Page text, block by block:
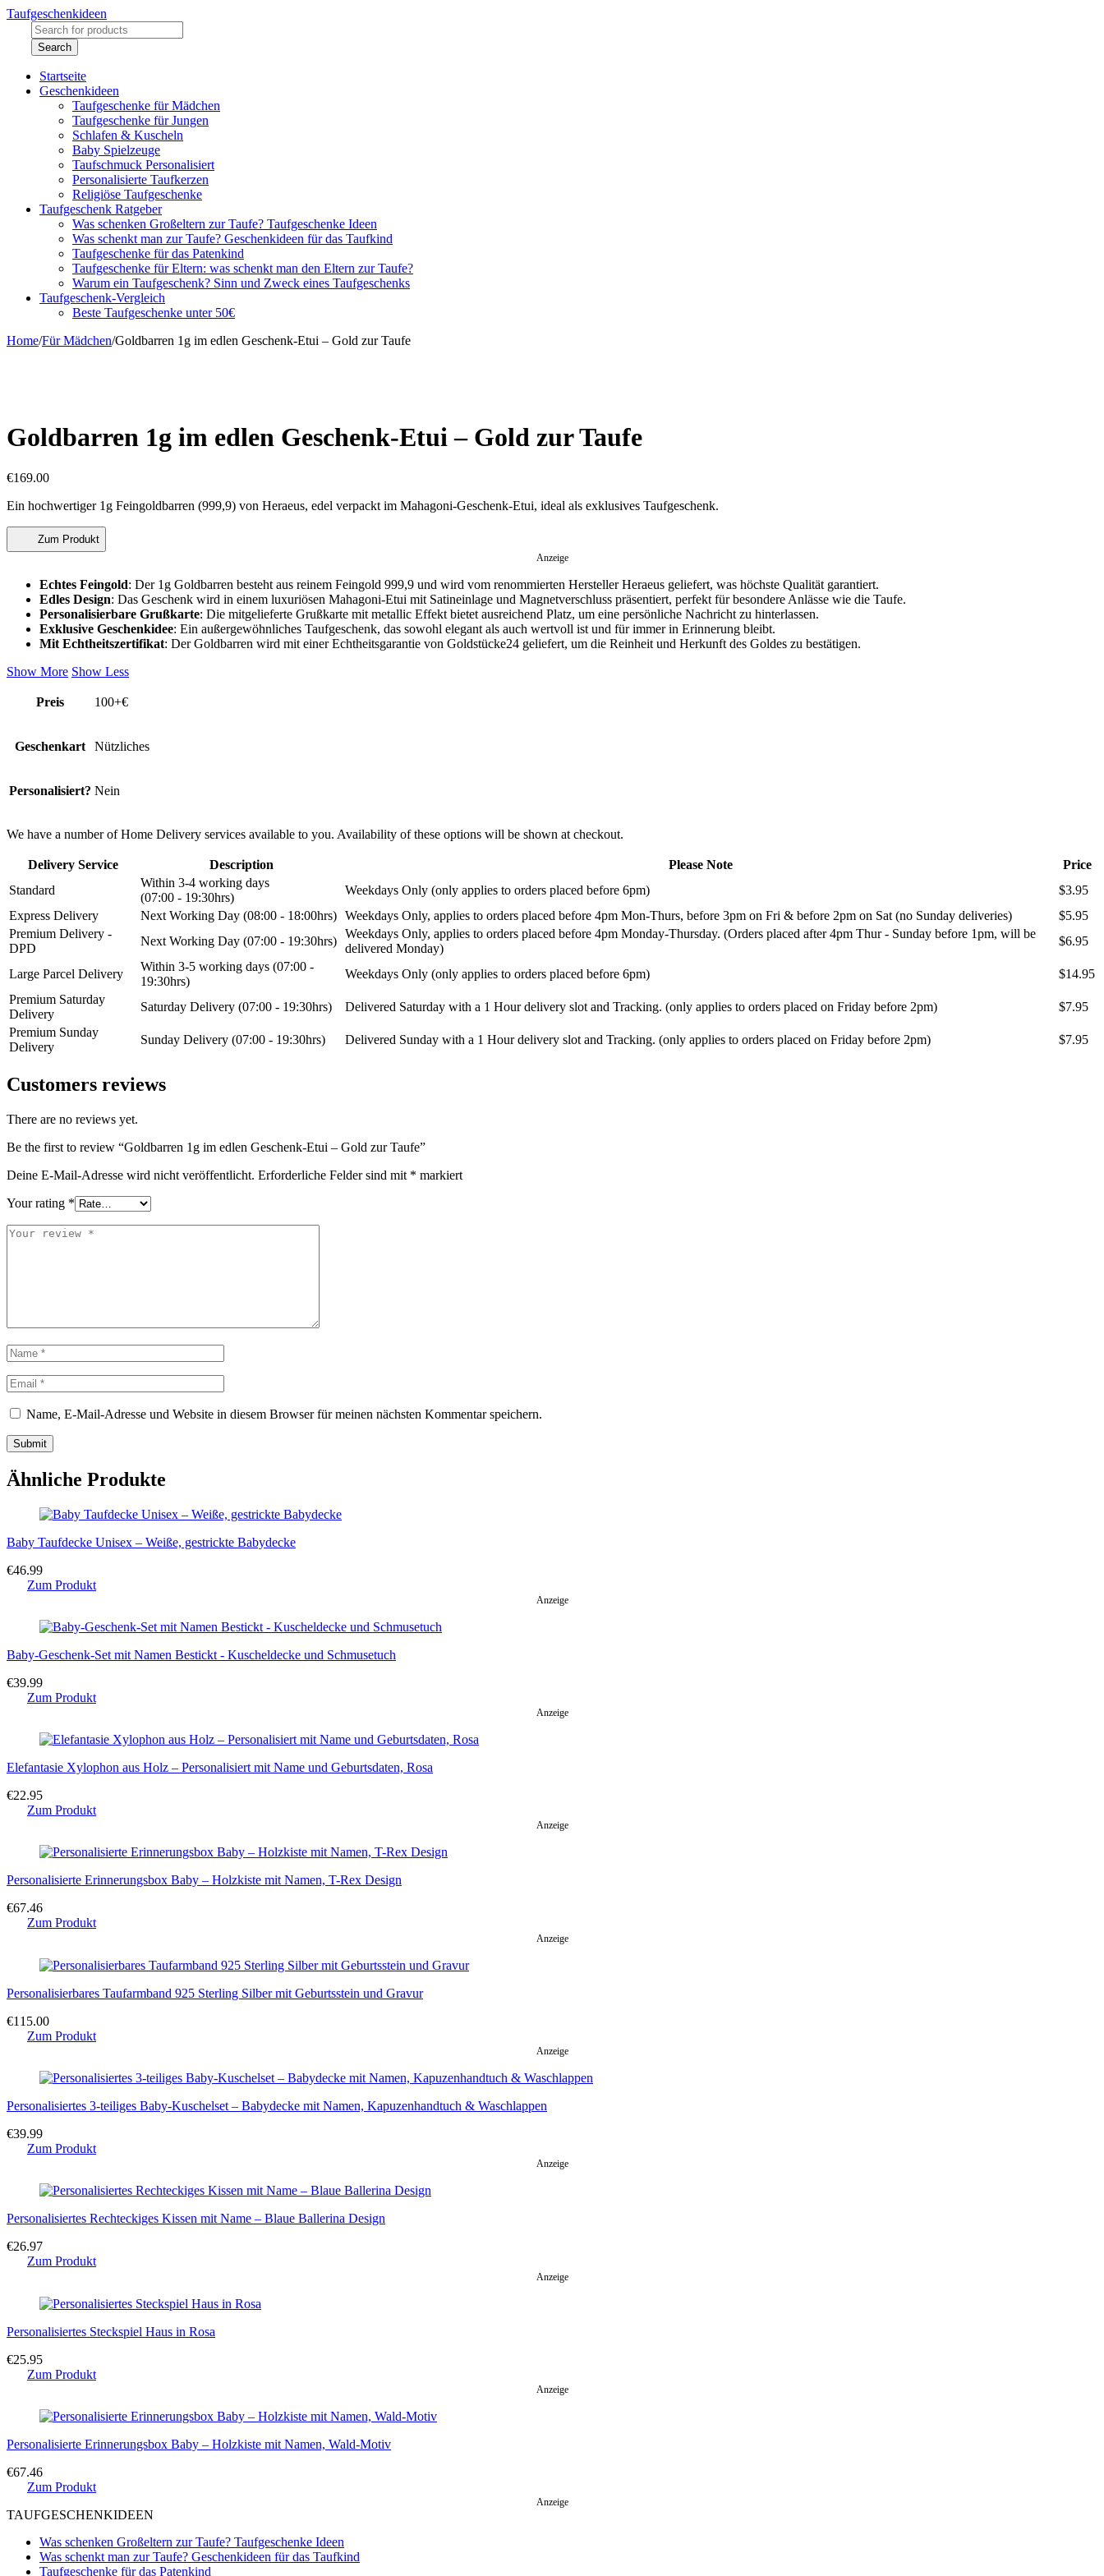
Taufgeschenkideen
Startseite
Geschenkideen
Taufgeschenke für Mädchen
Taufgeschenke für Jungen
Schlafen & Kuscheln
Baby Spielzeuge
Taufschmuck Personalisiert
Personalisierte Taufkerzen
Religiöse Taufgeschenke
Taufgeschenk Ratgeber
Was schenken Großeltern zur Taufe? Taufgeschenke Ideen
Was schenkt man zur Taufe? Geschenkideen für das Taufkind
Taufgeschenke für das Patenkind
Taufgeschenke für Eltern: was schenkt man den Eltern zur Taufe?
Warum ein Taufgeschenk? Sinn und Zweck eines Taufgeschenks
Taufgeschenk-Vergleich
Beste Taufgeschenke unter 50€
Home/Für Mädchen/Goldbarren 1g im edlen Geschenk-Etui – Gold zur Taufe
Goldbarren 1g im edlen Geschenk-Etui – Gold zur Taufe
€169.00
Ein hochwertiger 1g Feingoldbarren (999,9) von Heraeus, edel verpackt im Mahagoni-Geschenk-Etui, ideal als exklusives Taufgeschenk.
Zum Produkt
Anzeige
Echtes Feingold: Der 1g Goldbarren besteht aus reinem Feingold 999,9 und wird vom renommierten Hersteller Heraeus geliefert, was höchste Qualität garantiert.
Edles Design: Das Geschenk wird in einem luxuriösen Mahagoni-Etui mit Satineinlage und Magnetverschluss präsentiert, perfekt für besondere Anlässe wie die Taufe.
Personalisierbare Grußkarte: Die mitgelieferte Grußkarte mit metallic Effekt bietet ausreichend Platz, um eine persönliche Nachricht zu hinterlassen.
Exklusive Geschenkidee: Ein außergewöhnliches Taufgeschenk, das sowohl elegant als auch wertvoll ist und für immer in Erinnerung bleibt.
Mit Echtheitszertifikat: Der Goldbarren wird mit einer Echtheitsgarantie von Goldstücke24 geliefert, um die Reinheit und Herkunft des Goldes zu bestätigen.
Show More Show Less
Preis 100+€
Geschenkart Nützliches
Personalisiert? Nein
We have a number of Home Delivery services available to you. Availability of these options will be shown at checkout.
Delivery Service Description Please Note
Price
Standard
Within 3-4 working days
(07:00 - 19:30hrs)
Weekdays Only (only applies to orders placed before 6pm)
$3.95
Express Delivery
Next Working Day (08:00 - 18:00hrs) Weekdays Only, applies to orders placed before 4pm Mon-Thurs, before 3pm on Fri & before 2pm on Sat (no Sunday deliveries)
$5.95
Premium Delivery -
DPD
Next Working Day (07:00 - 19:30hrs)
Weekdays Only, applies to orders placed before 4pm Monday-Thursday. (Orders placed after 4pm Thur - Sunday before 1pm, will be
delivered Monday)
$6.95
Large Parcel Delivery
Within 3-5 working days (07:00 -
19:30hrs)
Weekdays Only (only applies to orders placed before 6pm)
$14.95
Premium Saturday
Delivery
Saturday Delivery (07:00 - 19:30hrs) Delivered Saturday with a 1 Hour delivery slot and Tracking. (only applies to orders placed on Friday before 2pm)
$7.95
Premium Sunday
Delivery
Sunday Delivery (07:00 - 19:30hrs) Delivered Sunday with a 1 Hour delivery slot and Tracking. (only applies to orders placed on Friday before 2pm) $7.95
Customers reviews
There are no reviews yet.
Be the first to review “Goldbarren 1g im edlen Geschenk-Etui – Gold zur Taufe”
Deine E-Mail-Adresse wird nicht veröffentlicht. Erforderliche Felder sind mit * markiert
Your rating *
Name, E-Mail-Adresse und Website in diesem Browser für meinen nächsten Kommentar speichern.
Ähnliche Produkte
Baby Taufdecke Unisex – Weiße, gestrickte Babydecke
€46.99
Zum Produkt
Anzeige
Baby-Geschenk-Set mit Namen Bestickt - Kuscheldecke und Schmusetuch
€39.99
Zum Produkt
Anzeige
Elefantasie Xylophon aus Holz – Personalisiert mit Name und Geburtsdaten, Rosa
€22.95
Zum Produkt
Anzeige
Personalisierte Erinnerungsbox Baby – Holzkiste mit Namen, T-Rex Design
€67.46
Zum Produkt
Anzeige
Personalisierbares Taufarmband 925 Sterling Silber mit Geburtsstein und Gravur
€115.00
Zum Produkt
Anzeige
Personalisiertes 3-teiliges Baby-Kuschelset – Babydecke mit Namen, Kapuzenhandtuch & Waschlappen
€39.99
Zum Produkt
Anzeige
Personalisiertes Rechteckiges Kissen mit Name – Blaue Ballerina Design
€26.97
Zum Produkt
Anzeige
Personalisiertes Steckspiel Haus in Rosa
€25.95
Zum Produkt
Anzeige
Personalisierte Erinnerungsbox Baby – Holzkiste mit Namen, Wald-Motiv
€67.46
Zum Produkt
Anzeige
TAUFGESCHENKIDEEN
Was schenken Großeltern zur Taufe? Taufgeschenke Ideen
Was schenkt man zur Taufe? Geschenkideen für das Taufkind
Taufgeschenke für das Patenkind